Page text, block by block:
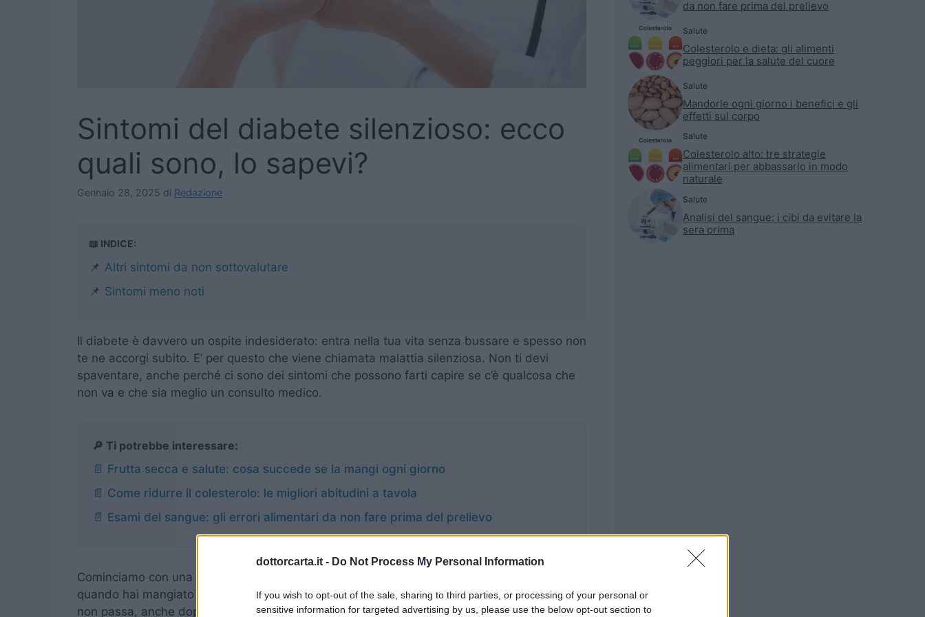
dottorcarta.it - Do Not Process My Personal Information
If you wish to opt-out of the sale, sharing to third parties, or processing of your personal or
sensitive information for targeted advertising by us, please use the below opt-out section to
Sintomi del diabete silenzioso: ecco
quali sono, lo sapevi?
Gennaio 28, 2025 di Redazione
📖 INDICE:
📌 Altri sintomi da non sottovalutare
📌 Sintomi meno noti
Il diabete è davvero un ospite indesiderato: entra nella tua vita senza bussare e spesso non
te ne accorgi subito. E’ per questo che viene chiamata malattia silenziosa. Non ti devi
spaventare, anche perché ci sono dei sintomi che possono farti capire se c’è qualcosa che
non va e che sia meglio un consulto medico.
🔎 Ti potrebbe interessare:
📄 Frutta secca e salute: cosa succede se la mangi ogni giorno
📄 Come ridurre il colesterolo: le migliori abitudini a tavola
📄 Esami del sangue: gli errori alimentari da non fare prima del prelievo
Cominciamo con una cosa innocua: la sete continua. Non parlo di quella normale che senti
quando hai mangiato qualcosa di salato o hai sudato un po’. Intendo quella sensazione che
non passa, anche dopo aver bevuto un litro d’acqua. E’ il modo del corpo per dirti che c’è
da non fare prima del prelievo
Salute
Colesterolo e dieta: gli alimenti
peggiori per la salute del cuore
Salute
Mandorle ogni giorno i benefici e gli
effetti sul corpo
Salute
Colesterolo alto: tre strategie
alimentari per abbassarlo in modo
naturale
Salute
Analisi del sangue: i cibi da evitare la
sera prima